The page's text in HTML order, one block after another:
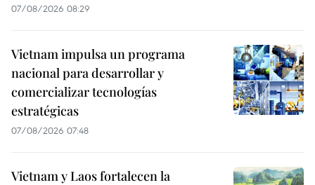
07/08/2026 08:29
Vietnam impulsa un programa
nacional para desarrollar y
comercializar tecnologías
estratégicas
07/08/2026 07:48
Vietnam y Laos fortalecen la